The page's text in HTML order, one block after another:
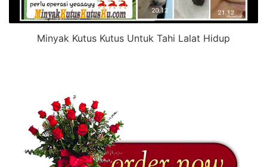
Minyak Kutus Kutus Untuk Tahi Lalat Hidup